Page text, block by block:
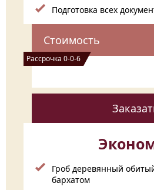
Подготовка всех
Стоимость
Рассрочка 0-0-6
Гроб деревянный
бархатом